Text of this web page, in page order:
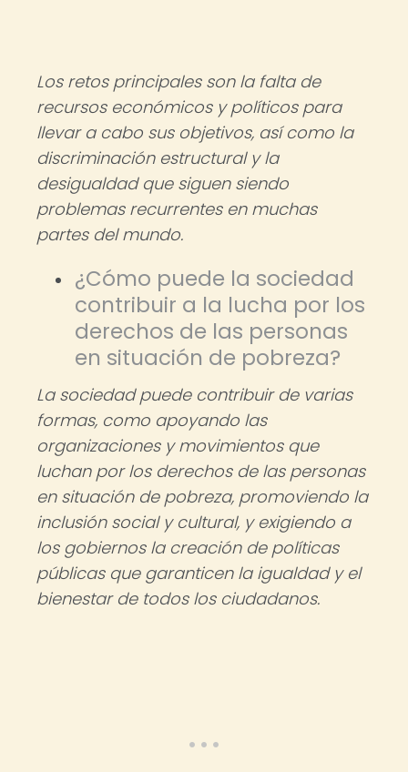
Los retos principales son la falta de
recursos económicos y políticos para
llevar a cabo sus objetivos, así como la
discriminación estructural y la
desigualdad que siguen siendo
problemas recurrentes en muchas
partes del mundo.
¿Cómo puede la sociedad
contribuir a la lucha por los
derechos de las personas
en situación de pobreza?
La sociedad puede contribuir de varias
formas, como apoyando las
organizaciones y movimientos que
luchan por los derechos de las personas
en situación de pobreza, promoviendo la
inclusión social y cultural, y exigiendo a
los gobiernos la creación de políticas
públicas que garanticen la igualdad y el
bienestar de todos los ciudadanos.